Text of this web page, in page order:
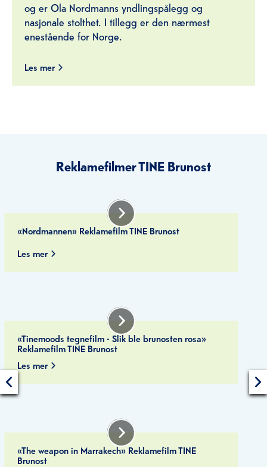
og er Ola Nordmanns yndlingspålegg og
nasjonale stolthet. I tillegg er den nærmest
enestående for Norge.
Les mer
Reklamefilmer TINE Brunost
«Nordmannen» Reklamefilm TINE Brunost
Les mer
«Tinemoods tegnefilm - Slik ble brunosten rosa»
Reklamefilm TINE Brunost
Les mer
«The weapon in Marrakech» Reklamefilm TINE
Brunost